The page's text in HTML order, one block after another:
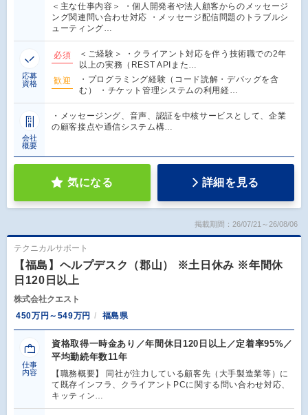
＜主な仕事内容＞ ・個人開発者や法人顧客からのメッセージ
ング関連問い合わせ対応 ・メッセージ配信問題のトラブルシ
ューティング…
応募
資格
必須
＜ご経験＞ ・クライアント対応を伴う技術職での2年
以上の実務（REST APIまた…
歓迎
・プログラミング経験（コード読解・デバッグを含
む） ・チケット管理システムの利用経…
会社
概要
・メッセージング、音声、認証を中核サービスとして、企業
の顧客接点や通信システム構…
気になる 詳細を見る
掲載期間：26/07/21～26/08/06
テクニカルサポート
【福島】ヘルプデスク（郡山） ※土日休み ※年間休
日120日以上
株式会社クエスト
450万円～549万円
福島県
仕事
内容
資格取得一時金あり／年間休日120日以上／定着率95%／
平均勤続年数11年
【職務概要】 同社が注力している顧客先（大手製造業等）に
て既存インフラ、クライアントPCに関する問い合わせ対応、
キッティン…